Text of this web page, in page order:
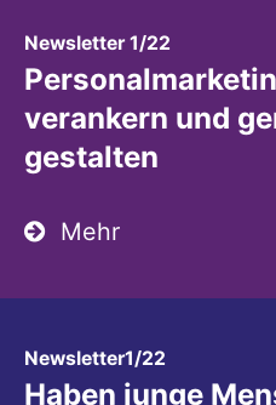
Newsletter 1/22
verankern und
gestalten
Mehr
Newsletter1/22
Haben junge